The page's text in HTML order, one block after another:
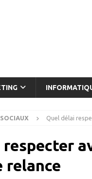
Quel délai
relance